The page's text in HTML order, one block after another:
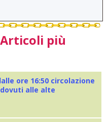
più
ore 16:50 circolazione
alle alte